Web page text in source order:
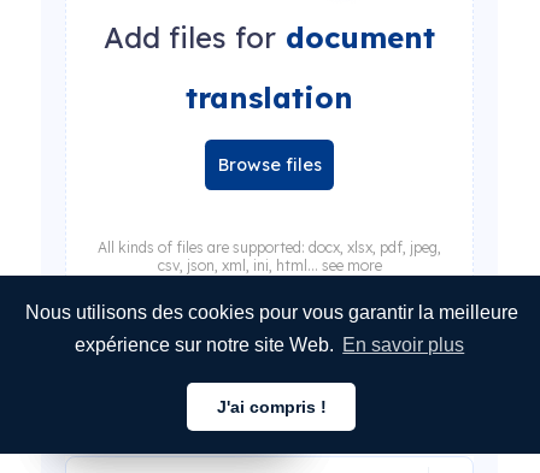
Nous utilisons des cookies pour vous garantir la meilleure
expérience sur notre site Web. En savoir plus
J'ai compris !
Add files for document
translation
Browse files
All kinds of files are supported: docx, xlsx, pdf, jpeg,
csv, json, xml, ini, html... see more
Select source language
Français
Français
Français